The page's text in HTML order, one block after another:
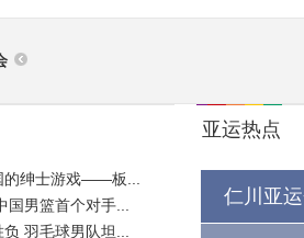
的绅士游戏——板...
男篮首个对手...
羽毛球男队坦...
亚运热点
仁川亚